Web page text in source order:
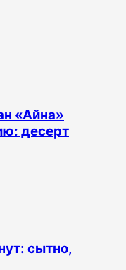
«Айна»
десерт
сытно,